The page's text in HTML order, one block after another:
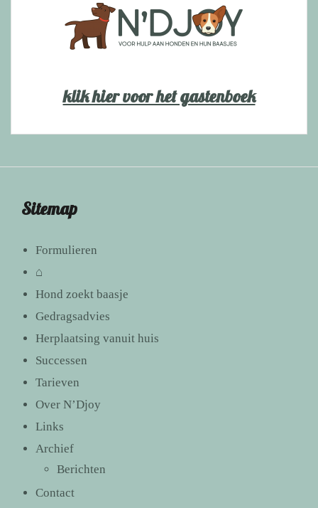
klik hier voor het gastenboek
Sitemap
Formulieren
⌂
Hond zoekt baasje
Gedragsadvies
Herplaatsing vanuit huis
Successen
Tarieven
Over N’Djoy
Links
Archief
Berichten
Contact